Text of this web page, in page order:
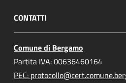
CONTATTI
Comune di Bergamo
Partita IVA: 00636460164
PEC: